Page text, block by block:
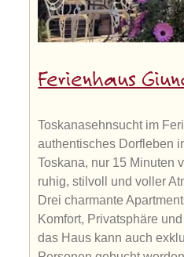
Ferienhaus
Toskanasehnsucht im
authentisches Dorfleben
Toskana, nur 15 Minuten
ruhig, stilvoll und voller
Drei charmante
Komfort, Privatsphäre
das Haus kann auch